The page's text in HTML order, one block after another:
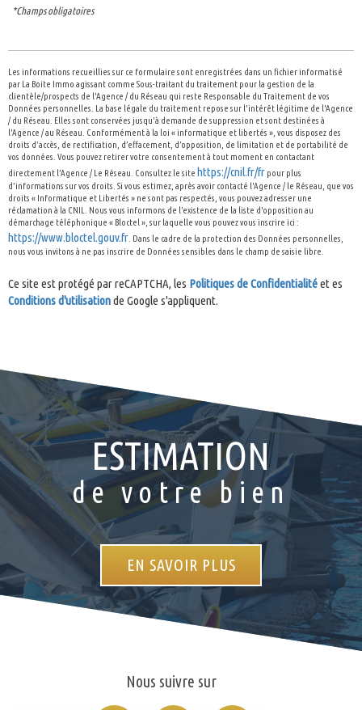
*Champs obligatoires
Les informations recueillies sur ce formulaire sont enregistrées dans un fichier informatisé
par La Boite Immo agissant comme Sous-traitant du traitement pour la gestion de la
clientèle/prospects de l'Agence / du Réseau qui reste Responsable du Traitement de vos
Données personnelles. La base légale du traitement repose sur l'intérêt légitime de l'Agence
/ du Réseau. Elles sont conservées jusqu'à demande de suppression et sont destinées à
l'Agence / au Réseau. Conformément à la loi « informatique et libertés », vous disposez des
droits d’accès, de rectification, d’effacement, d’opposition, de limitation et de portabilité de
vos données. Vous pouvez retirer votre consentement à tout moment en contactant
directement l’Agence / Le Réseau. Consultez le site https://cnil.fr/fr pour plus
d’informations sur vos droits. Si vous estimez, après avoir contacté l'Agence / le Réseau, que vos
droits « Informatique et Libertés » ne sont pas respectés, vous pouvez adresser une
réclamation à la CNIL. Nous vous informons de l’existence de la liste d'opposition au
démarchage téléphonique « Bloctel », sur laquelle vous pouvez vous inscrire ici :
https://www.bloctel.gouv.fr . Dans le cadre de la protection des Données personnelles,
nous vous invitons à ne pas inscrire de Données sensibles dans le champ de saisie libre.
Ce site est protégé par reCAPTCHA, les Politiques de Confidentialitéet es
Conditions d'utilisationde Google s'appliquent.
ESTIMATION
de votre bien
EN SAVOIR PLUS
Nous suivre sur